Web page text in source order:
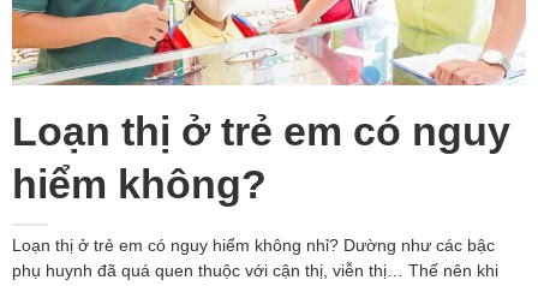
Loạn thị ở trẻ em có nguy
hiểm không?
Loạn thị ở trẻ em có nguy hiểm không nhỉ? Dường như các bậc
phụ huynh đã quá quen thuộc với cận thị, viễn thị… Thế nên khi